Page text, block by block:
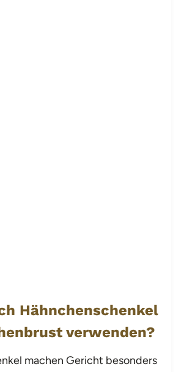
Hähnchenschenkel
verwenden?
machen Gericht besonders